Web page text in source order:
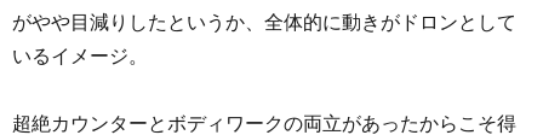
がやや目減りしたというか、全体的に動きがドロンとして
いるイメージ。
超絶カウンターとボディワークの両立があったからこそ得